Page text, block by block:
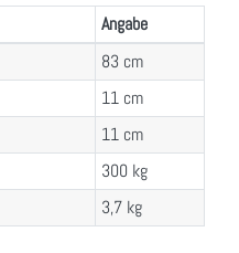
Angabe
83 cm
11 cm
11 cm
300 kg
3,7 kg